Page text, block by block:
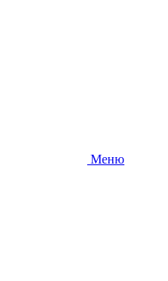
Меню